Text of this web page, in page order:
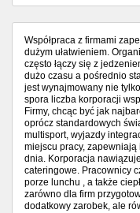
Współpraca z firmami
dużym ułatwieniem.
często łączy się z
dużo czasu a pośrednio
jest wynajmowany nie
spora liczba korporacji
Firmy, chcąc być jak
oprócz standardowych
multisport, wyjazdy
miejscu pracy, zapewniają
dnia. Korporacja
cateringowe. Pracownicy
porze lunchu , a także
zarówno dla firm
dodatkowy zarobek, ale